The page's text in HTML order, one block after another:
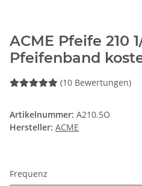
ACME Pfeife 210
Pfeifenband
(10 Bewertungen)
Artikelnummer: A210.5O
Hersteller: ACME
Frequenz